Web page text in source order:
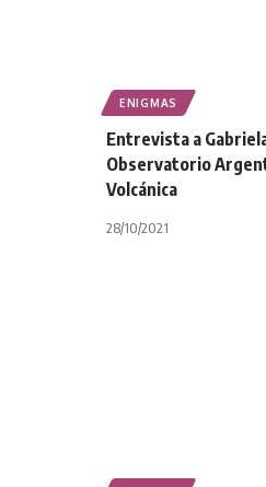
ENIGMAS
Entrevista a
Observatorio
Volcánica
28/10/2021